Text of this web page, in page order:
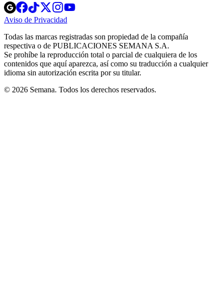
Opens
in
new
Opens
in
new
Opens
in
new
window
Opens
new
windowwindow
Aviso de Privacidad
new
window
Todas las marcas registradas son propiedad de la compañía
respectiva o de PUBLICACIONES SEMANA S.A.
Se prohíbe la reproducción total o parcial de cualquiera de los
contenidos que aquí aparezca, así como su traducción a cualquier
idioma sin autorización escrita por su titular.
© 2026 Semana. Todos los derechos reservados.